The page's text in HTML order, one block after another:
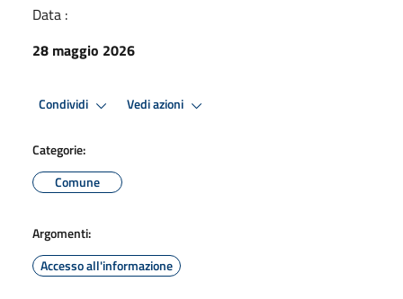
Data :
28 maggio 2026
Condividi Vedi azioni
Categorie:
Comune
Argomenti:
Accesso all'informazione